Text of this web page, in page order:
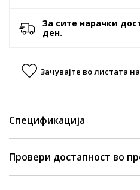
За сите нарачки
ден.
Зачувајте во листата
Спецификација
Провери достапност во